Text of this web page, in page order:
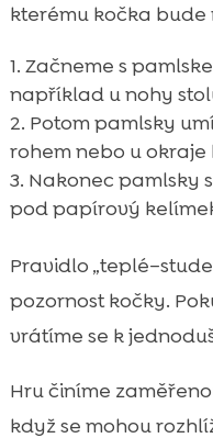
kterému kočka bude
Začneme s
například u nohy
Potom pamlsky
rohem nebo u okraje
Nakonec pamlsky
pod papírový
Pravidlo
pozornost kočky.
vrátíme se k
Hru činíme
když se mohou